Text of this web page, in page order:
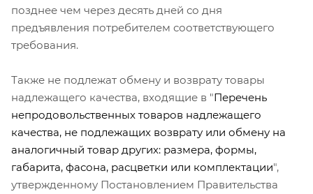
позднее чем через десять дней со дня
предъявления потребителем соответствующего
требования.
Также не подлежат обмену и возврату товары
надлежащего качества, входящие в "Перечень
непродовольственных товаров надлежащего
качества, не подлежащих возврату или обмену на
аналогичный товар других: размера, формы,
габарита, фасона, расцветки или комплектации",
утвержденному Постановлением Правительства